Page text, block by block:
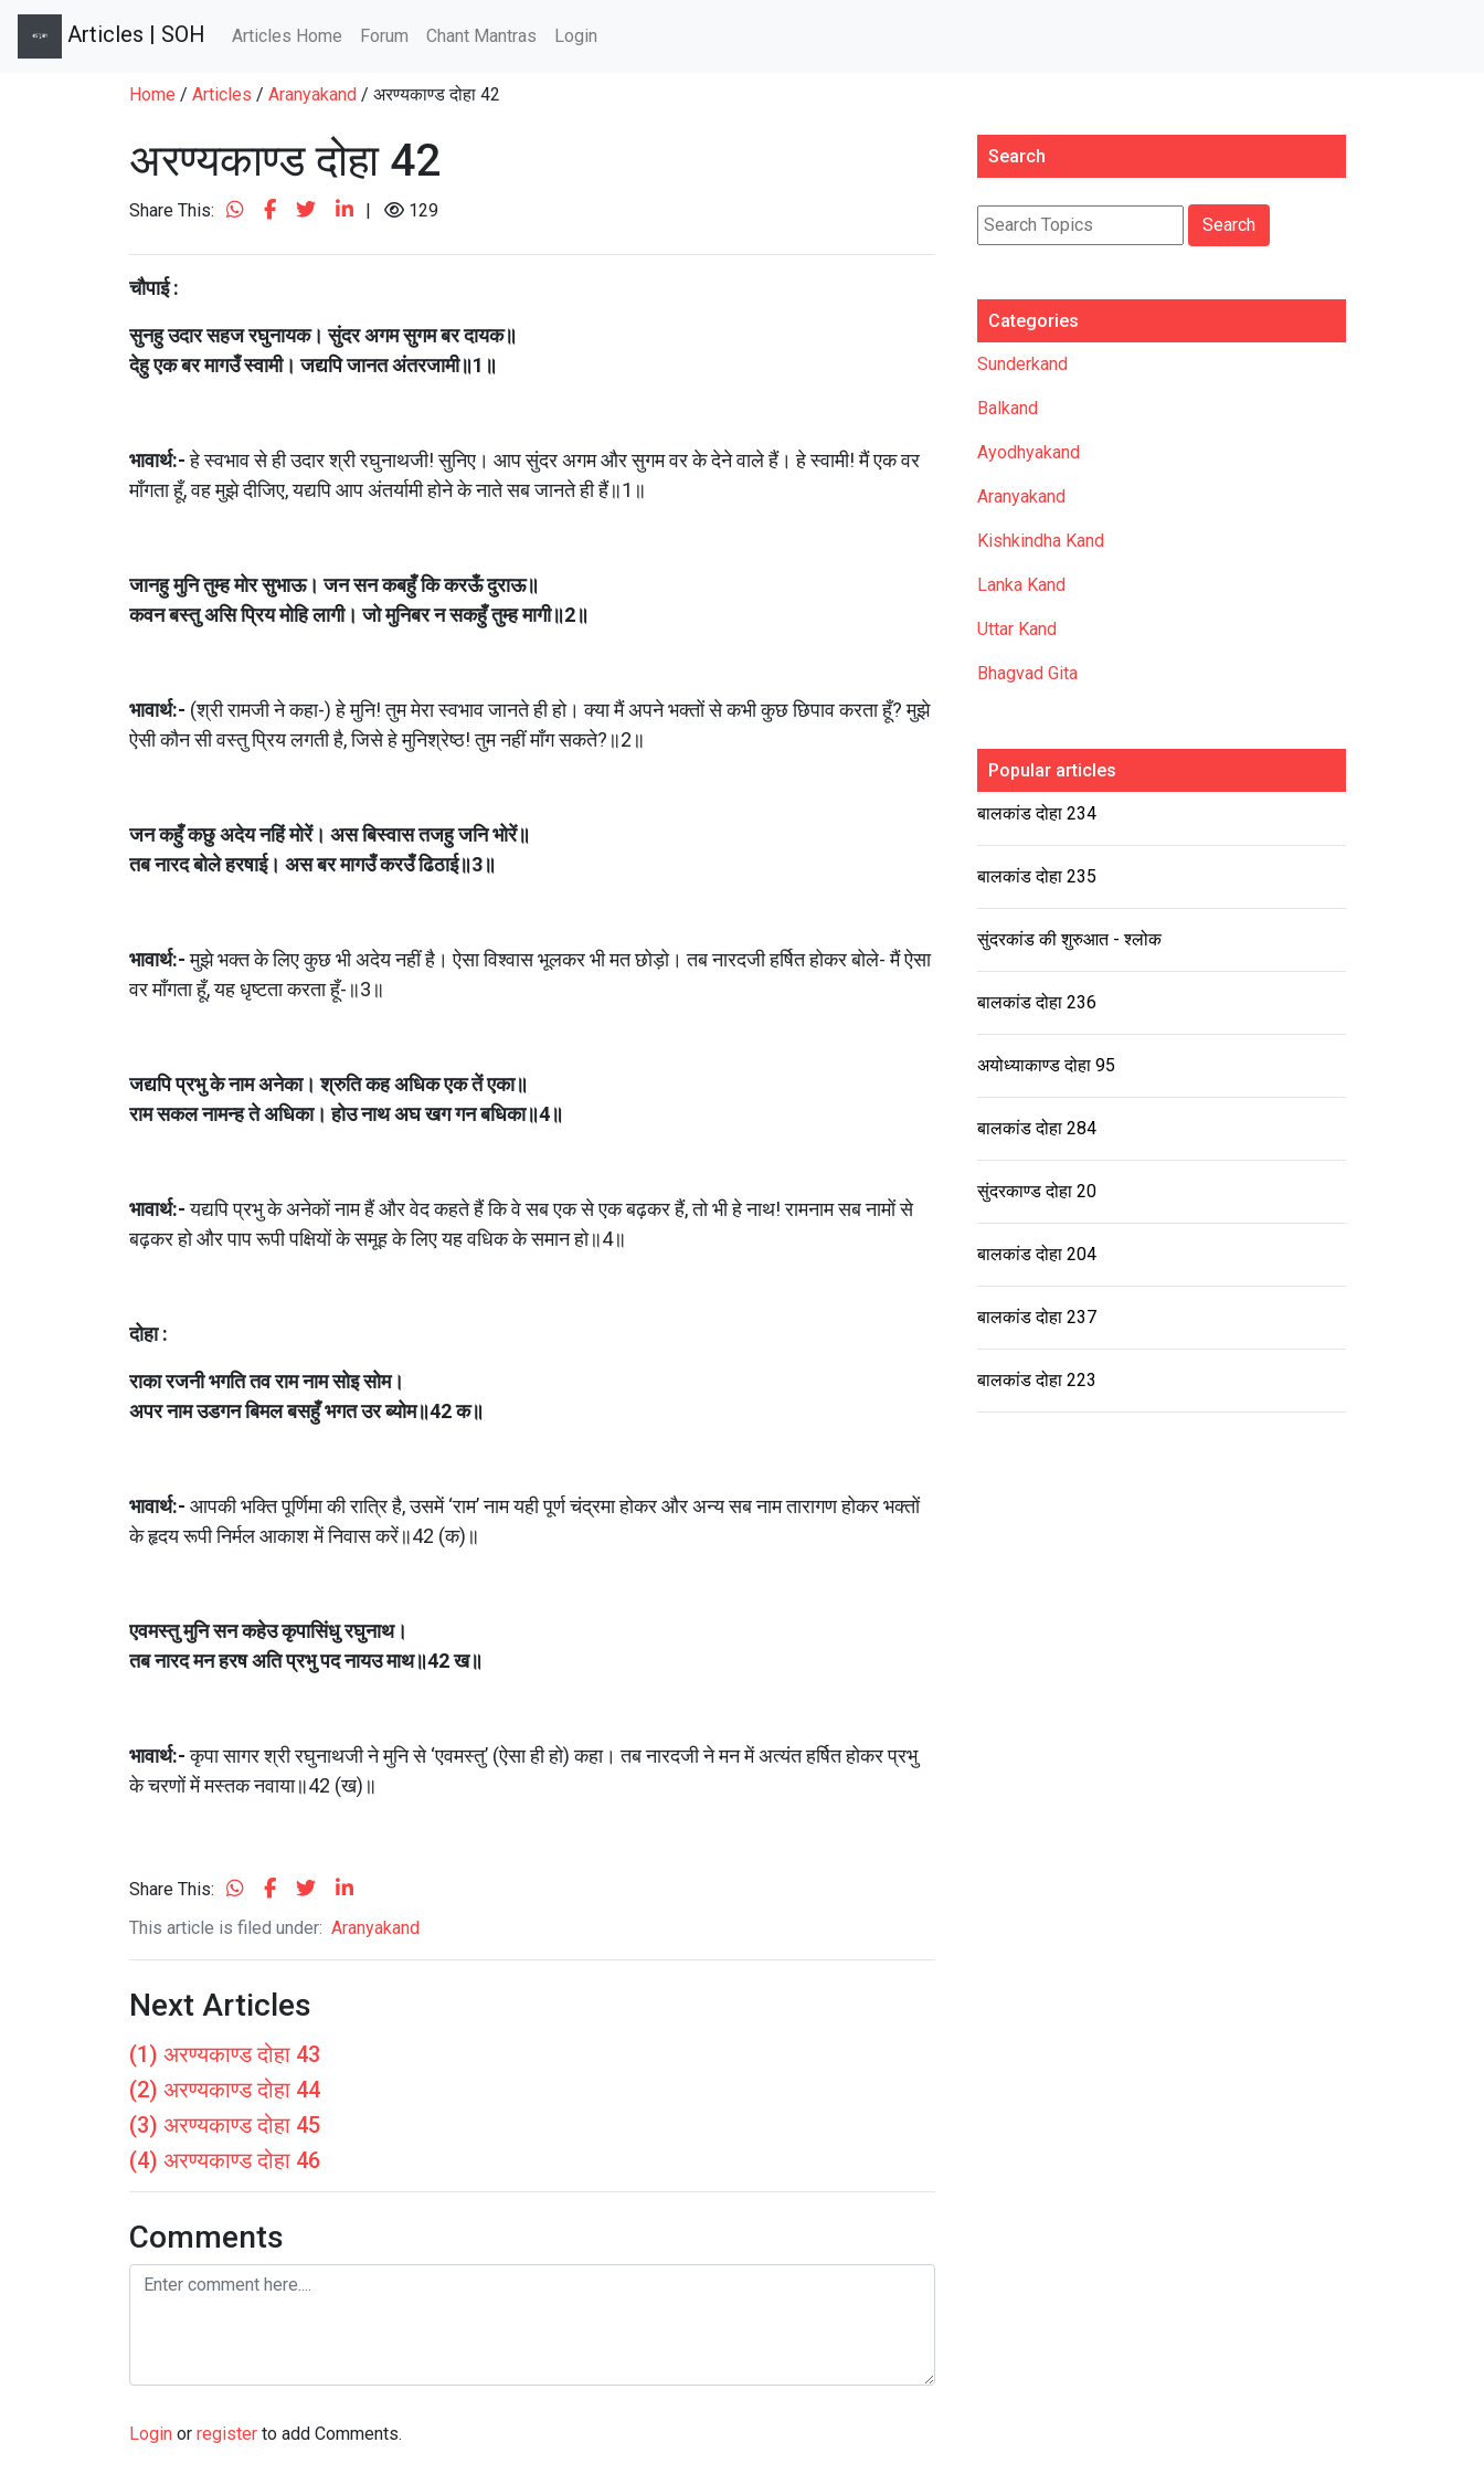
Articles | SOH Articles Home Forum Chant Mantras Login
Home / Articles / Aranyakand / अरण्यकाण्ड दोहा 42
अरण्यकाण्ड दोहा 42
Share This: | 129
चौपाई :
सुनहु उदार सहज रघुनायक। सुंदर अगम सुगम बर दायक॥
देहु एक बर मागउँ स्वामी। जद्यपि जानत अंतरजामी॥1॥
भावार्थ:- हे स्वभाव से ही उदार श्री रघुनाथजी! सुनिए। आप सुंदर अगम और सुगम वर के देने वाले हैं। हे स्वामी! मैं एक वर
माँगता हूँ, वह मुझे दीजिए, यद्यपि आप अंतर्यामी होने के नाते सब जानते ही हैं॥1॥
जानहु मुनि तुम्ह मोर सुभाऊ। जन सन कबहुँ कि करऊँ दुराऊ॥
कवन बस्तु असि प्रिय मोहि लागी। जो मुनिबर न सकहुँ तुम्ह मागी॥2॥
भावार्थ:- (श्री रामजी ने कहा-) हे मुनि! तुम मेरा स्वभाव जानते ही हो। क्या मैं अपने भक्तों से कभी कुछ छिपाव करता हूँ? मुझे
ऐसी कौन सी वस्तु प्रिय लगती है, जिसे हे मुनिश्रेष्ठ! तुम नहीं माँग सकते?॥2॥
जन कहुँ कछु अदेय नहिं मोरें। अस बिस्वास तजहु जनि भोरें॥
तब नारद बोले हरषाई। अस बर मागउँ करउँ ढिठाई॥3॥
भावार्थ:- मुझे भक्त के लिए कुछ भी अदेय नहीं है। ऐसा विश्वास भूलकर भी मत छोड़ो। तब नारदजी हर्षित होकर बोले- मैं ऐसा
वर माँगता हूँ, यह धृष्टता करता हूँ-॥3॥
जद्यपि प्रभु के नाम अनेका। श्रुति कह अधिक एक तें एका॥
राम सकल नामन्ह ते अधिका। होउ नाथ अघ खग गन बधिका॥4॥
भावार्थ:- यद्यपि प्रभु के अनेकों नाम हैं और वेद कहते हैं कि वे सब एक से एक बढ़कर हैं, तो भी हे नाथ! रामनाम सब नामों से
बढ़कर हो और पाप रूपी पक्षियों के समूह के लिए यह वधिक के समान हो॥4॥
दोहा :
राका रजनी भगति तव राम नाम सोइ सोम।
अपर नाम उडगन बिमल बसहुँ भगत उर ब्योम॥42 क॥
भावार्थ:- आपकी भक्ति पूर्णिमा की रात्रि है, उसमें ‘राम’ नाम यही पूर्ण चंद्रमा होकर और अन्य सब नाम तारागण होकर भक्तों
के हृदय रूपी निर्मल आकाश में निवास करें॥42 (क)॥
एवमस्तु मुनि सन कहेउ कृपासिंधु रघुनाथ।
तब नारद मन हरष अति प्रभु पद नायउ माथ॥42 ख॥
भावार्थ:- कृपा सागर श्री रघुनाथजी ने मुनि से ‘एवमस्तु’ (ऐसा ही हो) कहा। तब नारदजी ने मन में अत्यंत हर्षित होकर प्रभु
के चरणों में मस्तक नवाया॥42 (ख)॥
Share This:
This article is filed under: Aranyakand
Next Articles
(1) अरण्यकाण्ड दोहा 43
(2) अरण्यकाण्ड दोहा 44
(3) अरण्यकाण्ड दोहा 45
(4) अरण्यकाण्ड दोहा 46
Comments
Login or register to add Comments.
Search
Categories
Sunderkand
Balkand
Ayodhyakand
Aranyakand
Kishkindha Kand
Lanka Kand
Uttar Kand
Bhagvad Gita
Popular articles
बालकांड दोहा 234
बालकांड दोहा 235
सुंदरकांड की शुरुआत - श्लोक
बालकांड दोहा 236
अयोध्याकाण्ड दोहा 95
बालकांड दोहा 284
सुंदरकाण्ड दोहा 20
बालकांड दोहा 204
बालकांड दोहा 237
बालकांड दोहा 223